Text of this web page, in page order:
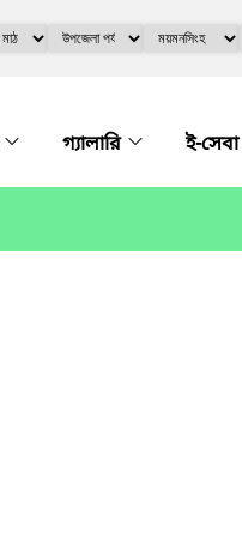
গ্যালারি ই-সেবা